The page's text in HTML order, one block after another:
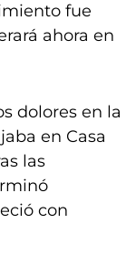
fue
ahora en
dolores en la
en Casa
las
con